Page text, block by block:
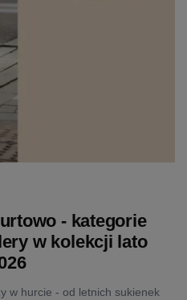
- kategorie
w kolekcji lato
w hurcie - od letnich sukienek